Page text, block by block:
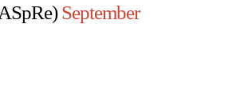
September